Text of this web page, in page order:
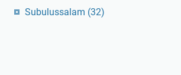
Subulussalam (32)